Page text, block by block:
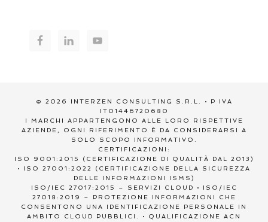
© 2026 INTERZEN CONSULTING S.R.L. • P IVA
IT01446720680
I MARCHI APPARTENGONO ALLE LORO RISPETTIVE
AZIENDE, OGNI RIFERIMENTO È DA CONSIDERARSI A
SOLO SCOPO INFORMATIVO.
CERTIFICAZIONI:
ISO 9001:2015 (CERTIFICAZIONE DI QUALITÀ DAL 2013)
• ISO 27001:2022 (CERTIFICAZIONE DELLA SICUREZZA
DELLE INFORMAZIONI ISMS)
ISO/IEC 27017:2015 – SERVIZI CLOUD • ISO/IEC
27018:2019 – PROTEZIONE INFORMAZIONI CHE
CONSENTONO UNA IDENTIFICAZIONE PERSONALE IN
AMBITO CLOUD PUBBLICI. • QUALIFICAZIONE ACN